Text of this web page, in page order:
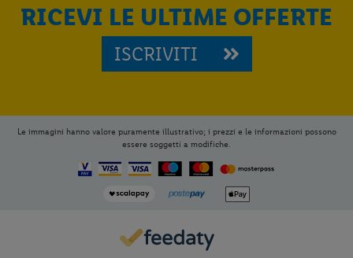
RICEVI LE ULTIME OFFERTE
ISCRIVITI
Le immagini hanno valore puramente illustrativo; i prezzi e le informazioni possono
essere soggetti a modifiche.